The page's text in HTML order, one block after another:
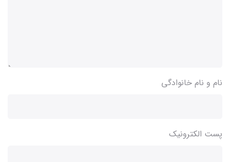
نام و نام خانوادگی
پست الکترونیک